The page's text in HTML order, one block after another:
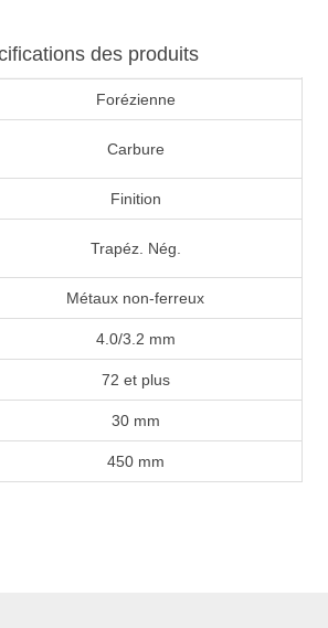
des produits
Forézienne
Carbure
Finition
Trapéz. Nég.
Métaux non-ferreux
4.0/3.2 mm
72 et plus
30 mm
450 mm